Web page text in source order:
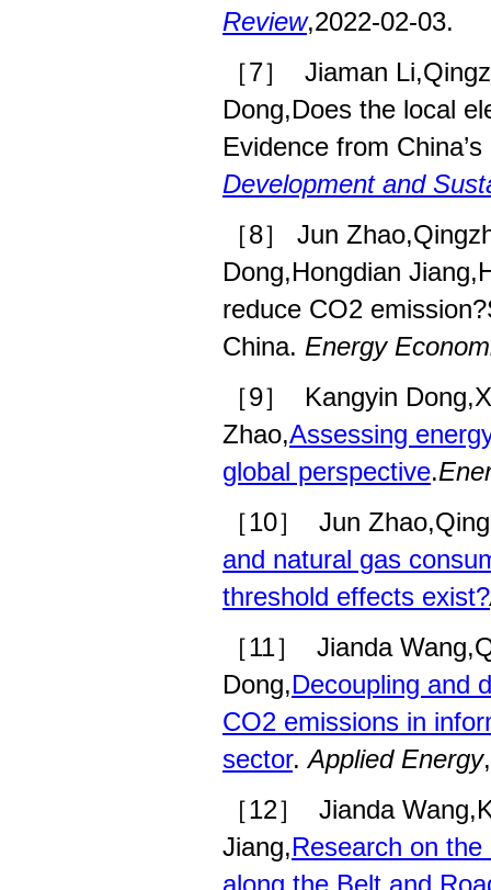
Review,2022-02-03.
［7］ Jiaman
Dong,Does the local
Evidence from
Development and
［8］ Jun
Dong,Hongdian
reduce CO2
China. Energy
［9］ Kangyin
Zhao,Assessing
global perspective.
［10］ Jun
and natural gas
threshold effects exist?
［11］ Jianda
Dong,Decoupling and
CO2 emissions in
sector.Applied Energy
［12］ Jianda
Jiang,Research on